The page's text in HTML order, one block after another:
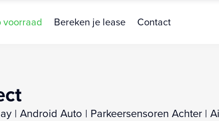
voorraad Bereken je lease Contact
| Android Auto | Parkeersensoren Achter |